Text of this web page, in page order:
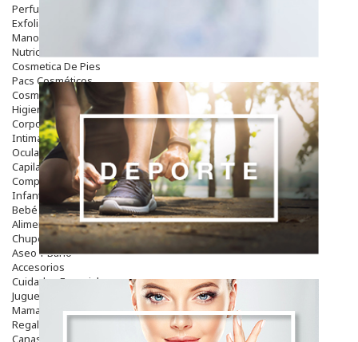
Perfumes Y Colonias
Exfoliantes Corporales
Manos Y Uñas
Nutricosmética
Cosmetica De Pies
Pacs Cosméticos
Cosmetica Facial Piel Sensible
Higiene
Corporal
Intima
Ocular
Capilar
Complementos
Infantil
Bebé
Alimentación Y Complementos
Chupetes Y Mordedores
Aseo Y Baño
Accesorios
Cuidados Especiales
Juguetes
Mama
Regalos
Canastilla